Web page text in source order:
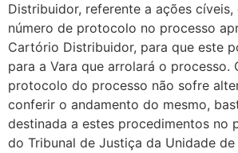
Distribuidor, referente a ações
número de protocolo no processo
Cartório Distribuidor, para que este
para a Vara que arrolará o processo.
protocolo do processo não sofre
conferir o andamento do mesmo,
destinada a estes procedimentos no
do Tribunal de Justiça da Unidade de